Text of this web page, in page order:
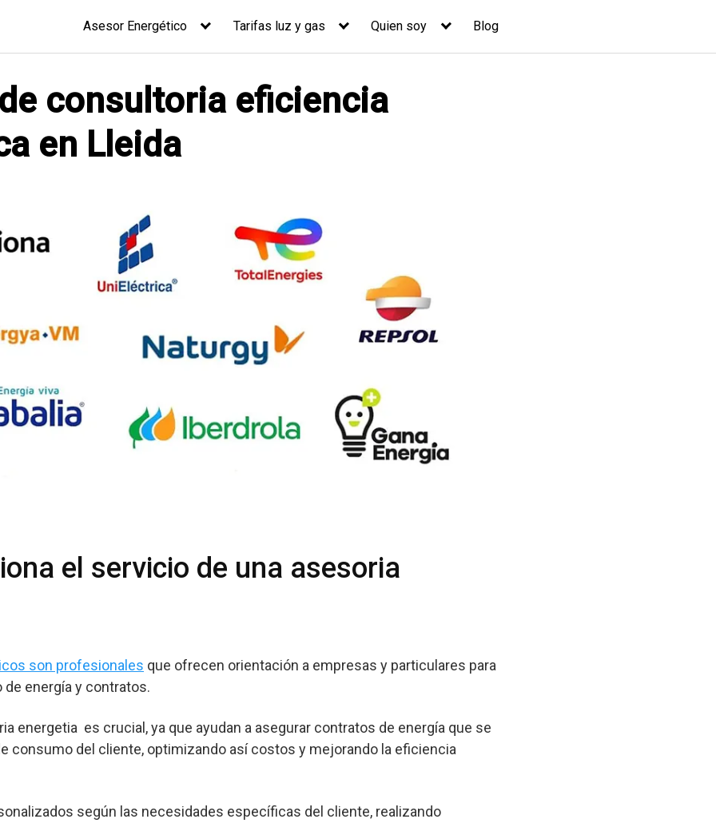
Asesor Energético Tarifas luz y gas Quien soy Blog
consultoria eficiencia
en Lleida
el servicio de una asesoria
son profesionales que ofrecen orientación a empresas y particulares para
energía y contratos.
energetia es crucial, ya que ayudan a asegurar contratos de energía que se
consumo del cliente, optimizando así costos y mejorando la eficiencia
según las necesidades específicas del cliente, realizando